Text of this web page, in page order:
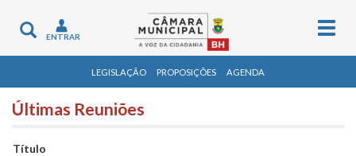
Toggle
navigation
ENTRAR
LEGISLAÇÃO PROPOSIÇÕES AGENDA
Últimas Reuniões
Título